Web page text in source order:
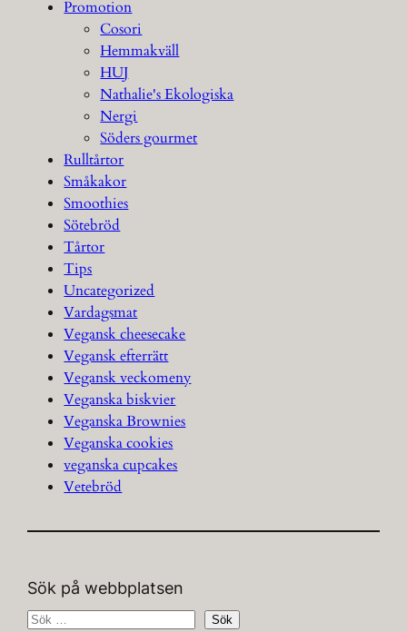
Promotion
Cosori
Hemmakväll
HUJ
Nathalie's Ekologiska
Nergi
Söders gourmet
Rulltårtor
Småkakor
Smoothies
Sötebröd
Tårtor
Tips
Uncategorized
Vardagsmat
Vegansk cheesecake
Vegansk efterrätt
Vegansk veckomeny
Veganska biskvier
Veganska Brownies
Veganska cookies
veganska cupcakes
Vetebröd
Sök på webbplatsen
S
Sök